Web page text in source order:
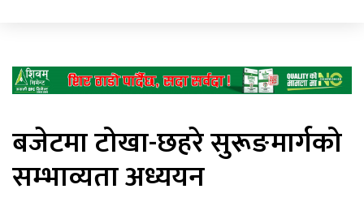
बजेटमा टोखा-छहरे सुरूङमार्गको
सम्भाव्यता अध्ययन